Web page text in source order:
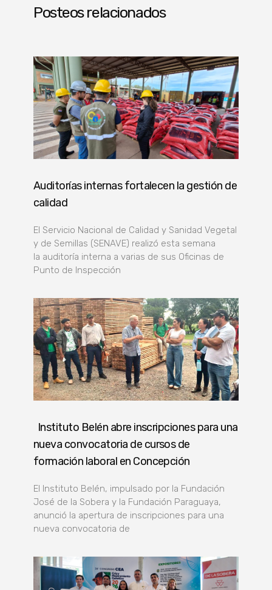
Posteos relacionados
Auditorías internas fortalecen la gestión de
calidad
El Servicio Nacional de Calidad y Sanidad Vegetal
y de Semillas (SENAVE) realizó esta semana
la auditoría interna a varias de sus Oficinas de
Punto de Inspección
Instituto Belén abre inscripciones para una
nueva convocatoria de cursos de
formación laboral en Concepción
El Instituto Belén, impulsado por la Fundación
José de la Sobera y la Fundación Paraguaya,
anunció la apertura de inscripciones para una
nueva convocatoria de